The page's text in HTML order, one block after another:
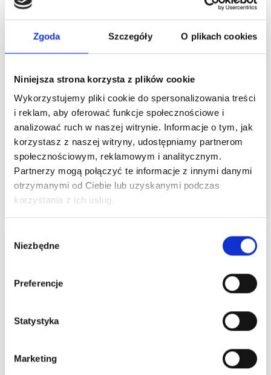
Zgoda Szczegóły O plikach cookies
Niniejsza strona korzysta z plików cookie
Wykorzystujemy pliki cookie do spersonalizowania treści
i reklam, aby oferować funkcje społecznościowe i
analizować ruch w naszej witrynie. Informacje o tym, jak
korzystasz z naszej witryny, udostępniamy partnerom
społecznościowym, reklamowym i analitycznym.
Partnerzy mogą połączyć te informacje z innymi danymi
otrzymanymi od Ciebie lub uzyskanymi podczas
korzystania z ich usług.
zgody
Niezbędne
Preferencje
Statystyka
Marketing
53% Cotton / 47% Linen
21,10 zł
Okazja 31/08/2026
Zobacz wszystkie
opcje
100% Merino wool
14,30 zł 21,99 zł
Okazja 31/08/2026
Zobacz wszystkie
VIKING SNORRE
LINDEHOBBY FUZZY